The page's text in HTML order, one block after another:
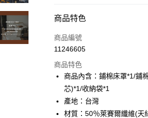
付款方式
信用卡一次付款
Apple Pay
街口支付
悠遊付
商品特色
商品編號
11246605
商品特色
商品內含：鋪棉床罩*1/鋪
芯)*1/收納袋*1
產地：台灣
材質：50％萊賽爾纖維(天